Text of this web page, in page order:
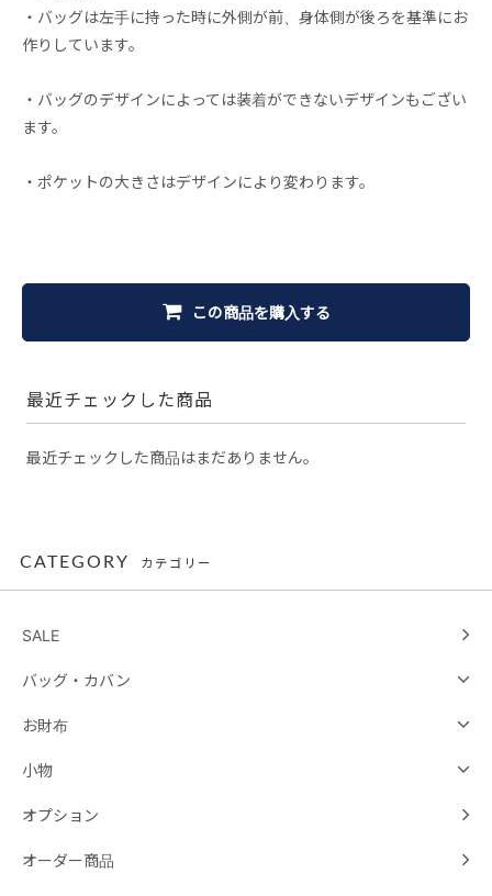
・バッグは左手に持った時に外側が前、身体側が後ろを基準にお
作りしています。
・バッグのデザインによっては装着ができないデザインもござい
ます。
・ポケットの大きさはデザインにより変わります。
この商品を購入する
最近チェックした商品
最近チェックした商品はまだありません。
CATEGORY カテゴリー
SALE
バッグ・カバン
お財布
小物
オプション
オーダー商品